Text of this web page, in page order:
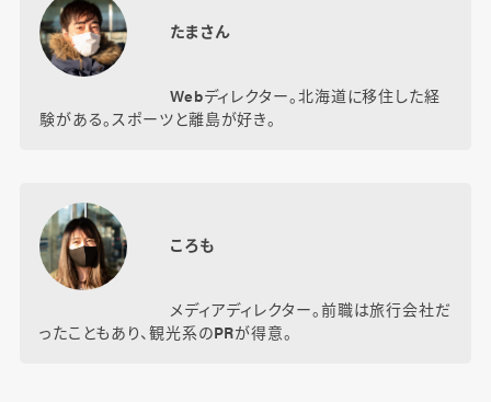
たまさん
Webディレクター。北海道に移住した経
験がある。スポーツと離島が好き。
ころも
メディアディレクター。前職は旅行会社だ
ったこともあり、観光系のPRが得意。